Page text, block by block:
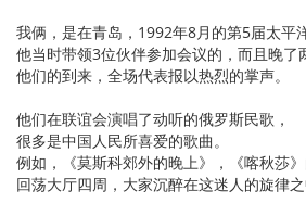
我俩，是在青岛，1992年8月的第5届太平
他当时带领3位伙伴参加会议的，而且晚了
他们的到来，全场代表报以热烈的掌声。
他们在联谊会演唱了动听的俄罗斯民歌，
很多是中国人民所喜爱的歌曲。
例如，《莫斯科郊外的晚上》，《喀秋莎》
回荡大厅四周，大家沉醉在这迷人的旋律之